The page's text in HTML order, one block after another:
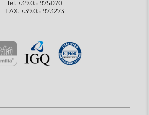
Tel. +39.051975070
FAX. +39.051973273